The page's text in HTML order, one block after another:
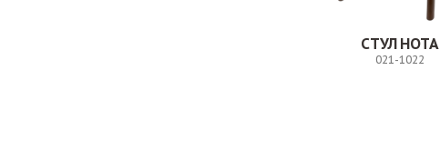
СТУЛ НОТА
021-1022